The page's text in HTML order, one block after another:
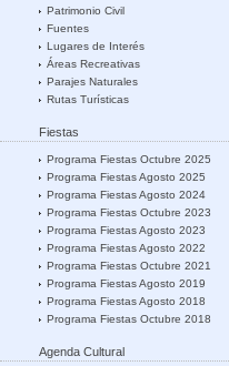
Patrimonio Civil
Fuentes
Lugares de Interés
Áreas Recreativas
Parajes Naturales
Rutas Turísticas
Fiestas
Programa Fiestas Octubre 2025
Programa Fiestas Agosto 2025
Programa Fiestas Agosto 2024
Programa Fiestas Octubre 2023
Programa Fiestas Agosto 2023
Programa Fiestas Agosto 2022
Programa Fiestas Octubre 2021
Programa Fiestas Agosto 2019
Programa Fiestas Agosto 2018
Programa Fiestas Octubre 2018
Agenda Cultural